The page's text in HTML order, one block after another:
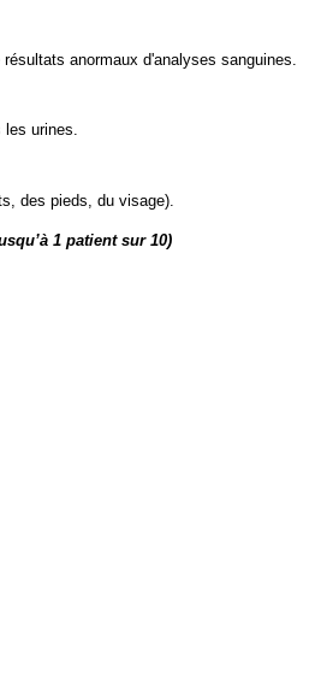
anormaux d'analyses sanguines.
les urines.
des pieds, du visage).
1 patient sur 10)